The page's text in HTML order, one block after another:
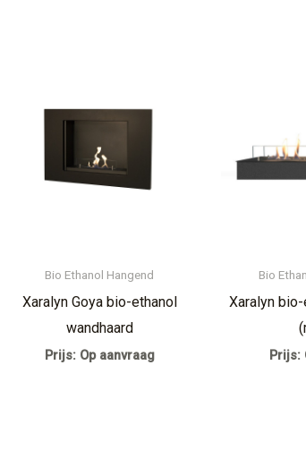
Bio Ethanol Hangend
Xaralyn Goya bio-ethanol
wandhaard
Prijs: Op aanvraag
Bio
Xaralyn
Prijs: